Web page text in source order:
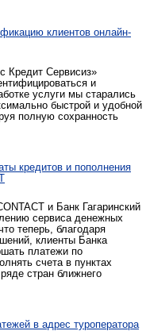
клиентов онлайн-
Кредит Сервисиз»
и
услуги мы старались
быстрой и удобной
полную сохранность
кредитов и пополнения
и Банк Гагаринский
сервиса денежных
теперь, благодаря
клиенты Банка
платежи по
счета в пунктах
стран ближнего
в адрес туроператора